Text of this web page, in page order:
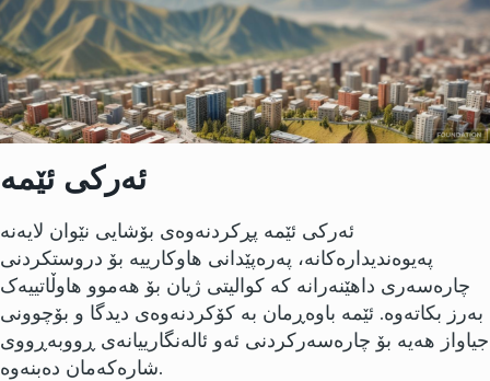
ئەرکی ئێمە
ئەرکی ئێمە پڕکردنەوەی بۆشایی نێوان لایەنە
پەیوەندیدارەکانە، پەرەپێدانی هاوکارییە بۆ دروستکردنی
چارەسەری داهێنەرانە کە کوالیتی ژیان بۆ هەموو هاوڵاتییەک
بەرز بکاتەوە. ئێمە باوەڕمان بە کۆکردنەوەی دیدگا و بۆچوونی
جیاواز هەیە بۆ چارەسەرکردنی ئەو ئالەنگارییانەی ڕووبەڕووی
شارەکەمان دەبنەوە.